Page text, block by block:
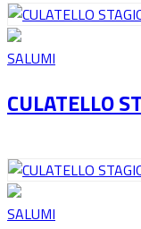
SALUMI
CULATELLO
SALUMI